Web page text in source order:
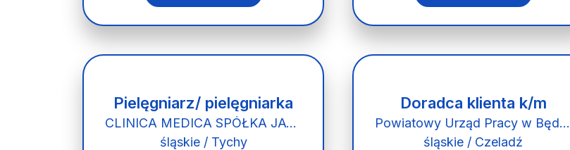
Pielęgniarz/ pielęgniarka
CLINICA MEDICA SPÓŁKA JAWNA LUCYNA KLIMCZAK-GOŁĄB I TOMASZ GOŁĄB
śląskie / Tychy
Doradca klienta k/m
Powiatowy Urząd Pracy w Będzinie
śląskie / Czeladź